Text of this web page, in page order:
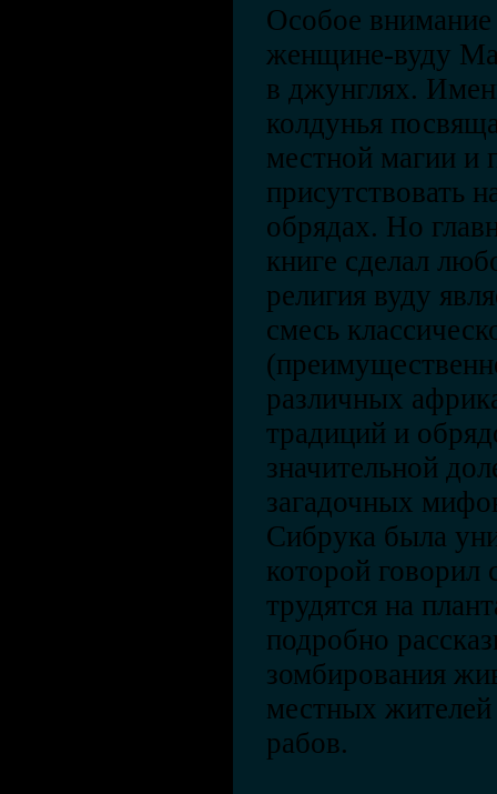
Особое внимание
женщине-вуду
в джунглях.
колдунья
местной магии и
присутствовать
обрядах. Но
книге сделал
религия вуду
смесь
различных
традиций и
значительной
загадочных
Сибрука была
которой говорил
трудятся на
подробно
зомбирования
местных
рабов.